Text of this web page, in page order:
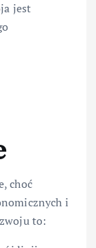
jest
choć
i
to: